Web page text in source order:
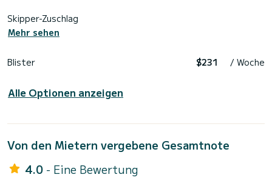
Skipper-Zuschlag
Mehr sehen
Blister $231 / Woche
Alle Optionen anzeigen
Von den Mietern vergebene Gesamtnote
4.0 - Eine Bewertung